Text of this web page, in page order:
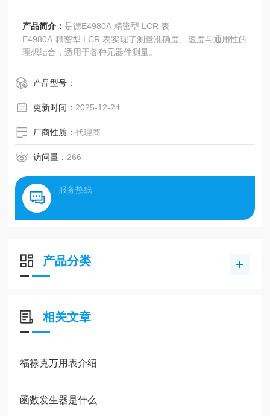
产品简介： 是德E4980A 精密型 LCR 表
E4980A 精密型 LCR 表实现了测量准确度、速度与通用性的
理想结合，适用于各种元器件测量。
产品型号：
更新时间： 2025-12-24
厂商性质：代理商
访问量： 266
服务热线
产品分类
相关文章
福禄克万用表介绍
函数发生器是什么